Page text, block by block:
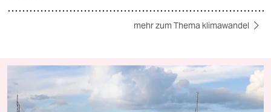
mehr zum Thema klimawandel